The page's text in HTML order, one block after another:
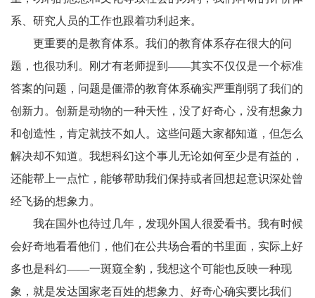
系、研究人员的工作也跟着功利起来。
更重要的是教育体系。我们的教育体系存在很大的问
题，也很功利。刚才有老师提到——其实不仅仅是一个标准
答案的问题，问题是僵滞的教育体系确实严重削弱了我们的
创新力。创新是动物的一种天性，没了好奇心，没有想象力
和创造性，肯定就技不如人。这些问题大家都知道，但怎么
解决却不知道。我想科幻这个事儿无论如何至少是有益的，
还能帮上一点忙，能够帮助我们保持或者回想起意识深处曾
经飞扬的想象力。
我在国外也待过几年，发现外国人很爱看书。我有时候
会好奇地看看他们，他们在公共场合看的书里面，实际上好
多也是科幻——一斑窥全豹，我想这个可能也反映一种现
象，就是发达国家老百姓的想象力、好奇心确实要比我们